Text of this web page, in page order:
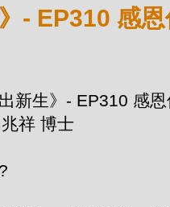
- EP310 感
新生》- EP310 感
祥 博士